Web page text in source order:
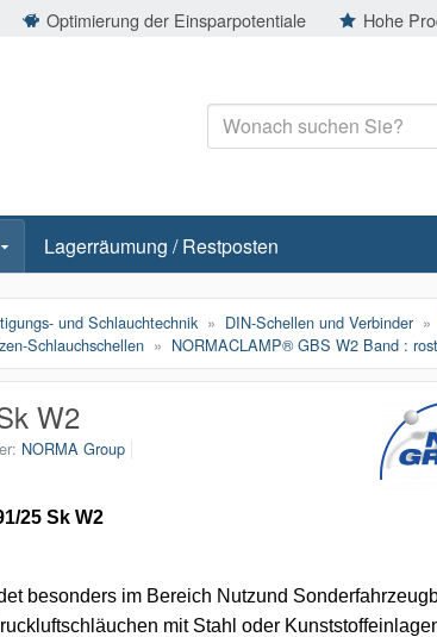
Optimierung der Einsparpotentiale Hohe
Lagerräumung / Restposten
und Schlauchtechnik DIN-Schellen und Verbinder
Schlauchschellen
NORMACLAMP® GBS W2 Band :
W2
NORMA Group
25 Sk W2
besonders im Bereich Nutzund
mit Stahl oder